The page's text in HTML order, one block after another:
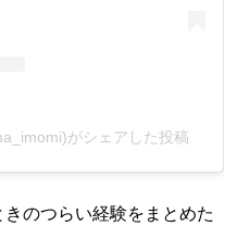
がシェアした投稿
のつらい経験をまとめた